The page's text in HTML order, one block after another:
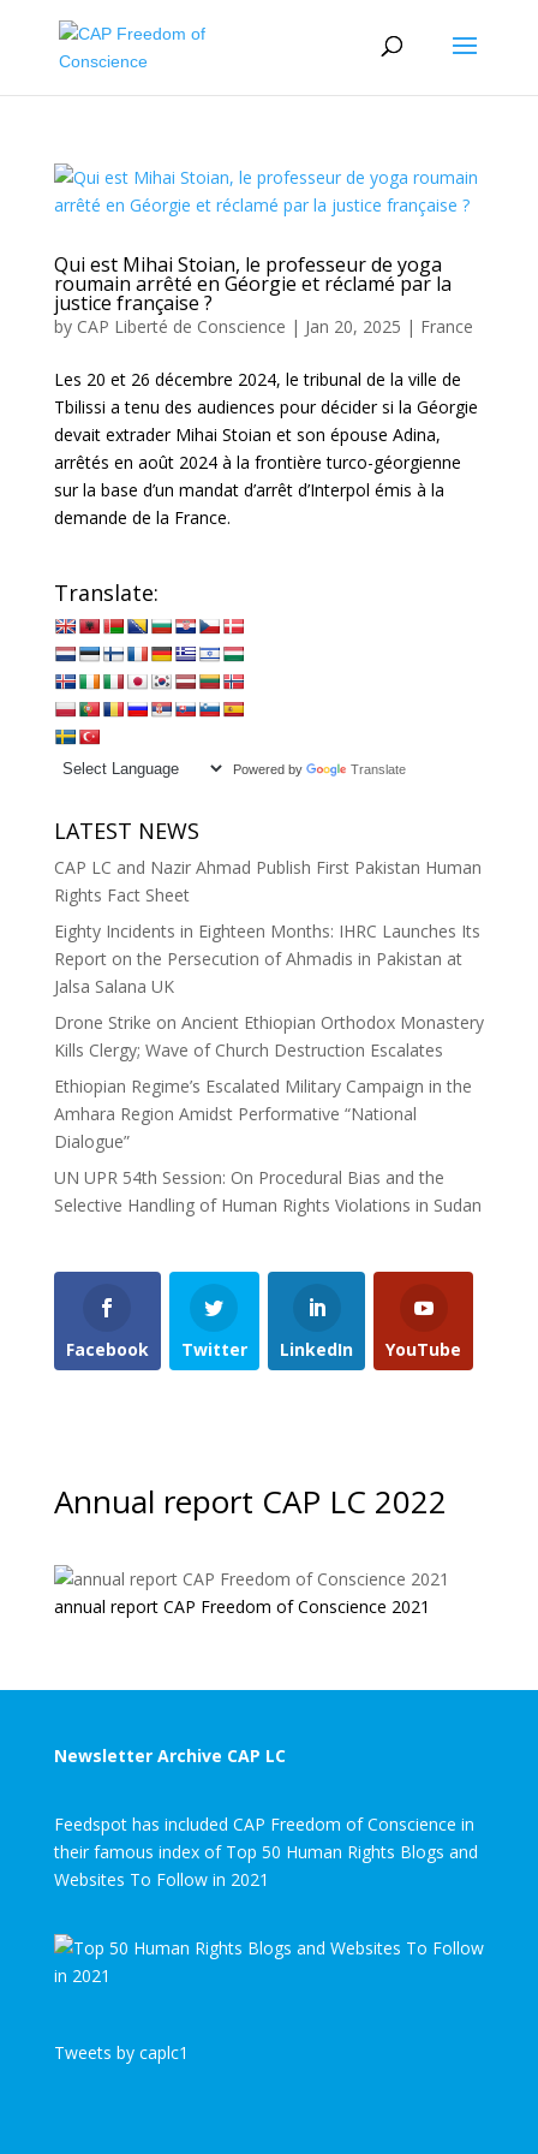
Qui est Mihai Stoian, le professeur de yoga
roumain arrêté en Géorgie et réclamé par la
justice française ?
by CAP Liberté de Conscience | Jan 20, 2025 | France
Les 20 et 26 décembre 2024, le tribunal de la ville de
Tbilissi a tenu des audiences pour décider si la Géorgie
devait extrader Mihai Stoian et son épouse Adina,
arrêtés en août 2024 à la frontière turco-géorgienne
sur la base d’un mandat d’arrêt d’Interpol émis à la
demande de la France.
Translate:
Powered by Translate
LATEST NEWS
CAP LC and Nazir Ahmad Publish First Pakistan Human
Rights Fact Sheet
Eighty Incidents in Eighteen Months: IHRC Launches Its
Report on the Persecution of Ahmadis in Pakistan at
Jalsa Salana UK
Drone Strike on Ancient Ethiopian Orthodox Monastery
Kills Clergy; Wave of Church Destruction Escalates
Ethiopian Regime’s Escalated Military Campaign in the
Amhara Region Amidst Performative “National
Dialogue”
UN UPR 54th Session: On Procedural Bias and the
Selective Handling of Human Rights Violations in Sudan
Facebook Twitter LinkedIn YouTube
Annual report CAP LC 2022
annual report CAP Freedom of Conscience 2021
Newsletter Archive CAP LC
Feedspot has included CAP Freedom of Conscience in
their famous index of Top 50 Human Rights Blogs and
Websites To Follow in 2021
Tweets by caplc1